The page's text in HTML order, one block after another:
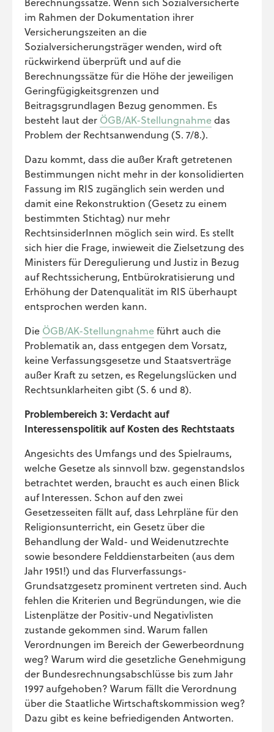
im Rahmen der Dokumentation ihrer
Versicherungszeiten an die
Sozialversicherungsträger wenden, wird oft
rückwirkend überprüft und auf die
Berechnungssätze für die Höhe der jeweiligen
Geringfügigkeitsgrenzen und
Beitragsgrundlagen Bezug genommen. Es
besteht laut der ÖGB/AK-Stellungnahmedas
Problem der Rechtsanwendung (S. 7/8.).
Dazu kommt, dass die außer Kraft getretenen
Bestimmungen nicht mehr in der konsolidierten
Fassung im RIS zugänglich sein werden und
damit eine Rekonstruktion (Gesetz zu einem
bestimmten Stichtag) nur mehr
RechtsinsiderInnen möglich sein wird. Es stellt
sich hier die Frage, inwieweit die Zielsetzung des
Ministers für Deregulierung und Justiz in Bezug
auf Rechtssicherung, Entbürokratisierung und
Erhöhung der Datenqualität im RIS überhaupt
entsprochen werden kann.
Die ÖGB/AK-Stellungnahmeführt auch die
Problematik an, dass entgegen dem Vorsatz,
keine Verfassungsgesetze und Staatsverträge
außer Kraft zu setzen, es Regelungslücken und
Rechtsunklarheiten gibt (S. 6 und 8).
Problembereich 3: Verdacht auf
Interessenspolitik auf Kosten des Rechtstaats
Angesichts des Umfangs und des Spielraums,
welche Gesetze als sinnvoll bzw. gegenstandslos
betrachtet werden, braucht es auch einen Blick
auf Interessen. Schon auf den zwei
Gesetzesseiten fällt auf, dass Lehrpläne für den
Religionsunterricht, ein Gesetz über die
Behandlung der Wald- und Weidenutzrechte
sowie besondere Felddienstarbeiten (aus dem
Jahr 1951!) und das Flurverfassungs-
Grundsatzgesetz prominent vertreten sind. Auch
fehlen die Kriterien und Begründungen, wie die
Listenplätze der Positiv-und Negativlisten
zustande gekommen sind. Warum fallen
Verordnungen im Bereich der Gewerbeordnung
weg? Warum wird die gesetzliche Genehmigung
der Bundesrechnungsabschlüsse bis zum Jahr
1997 aufgehoben? Warum fällt die Verordnung
über die Staatliche Wirtschaftskommission weg?
Dazu gibt es keine befriedigenden Antworten.